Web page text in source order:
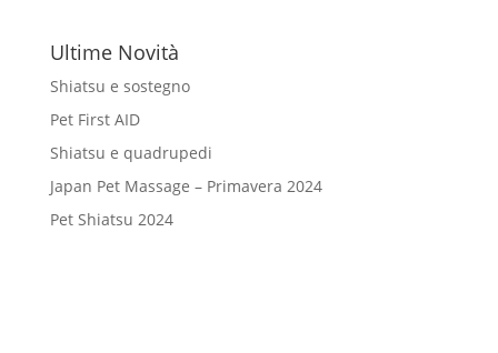
Ultime Novità
Shiatsu e sostegno
Pet First AID
Shiatsu e quadrupedi
Japan Pet Massage – Primavera 2024
Pet Shiatsu 2024